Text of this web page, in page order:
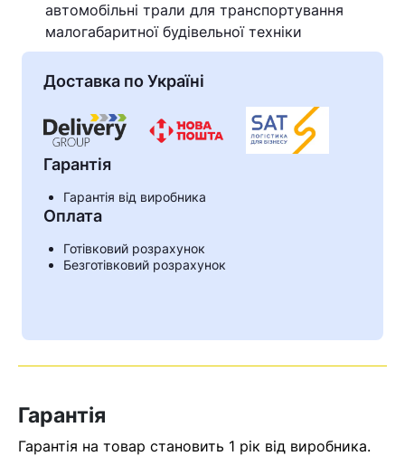
знайдена.
автомобільні трали для транспортування
малогабаритної будівельної техніки
Доставка по Україні
Гарантія
Гарантія від виробника
Оплата
Готівковий розрахунок
Безготівковий розрахунок
Гарантія
Гарантія на товар становить 1 рік від виробника.